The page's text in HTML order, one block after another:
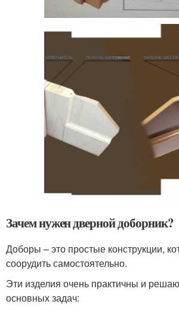
Зачем нужен дверной доборник?
Доборы – это простые конструкции,
соорудить самостоятельно.
Эти изделия очень практичны и
основных задач: